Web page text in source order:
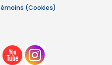
(Cookies)